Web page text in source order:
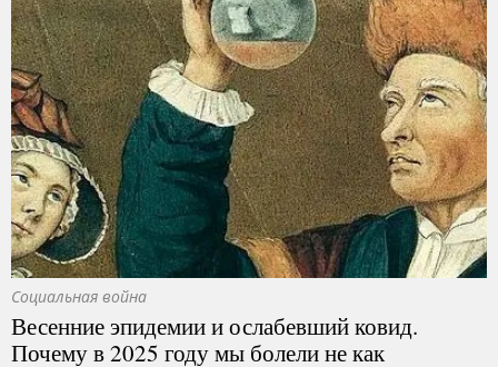
Социальная война
Весенние эпидемии и ослабевший ковид.
Почему в 2025 году мы болели не как